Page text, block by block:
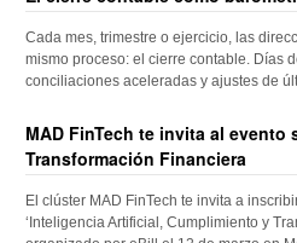
Cada mes, trimestre o ejercicio, las
mismo proceso: el cierre contable. Días
conciliaciones aceleradas y ajustes de
MAD FinTech te invita al evento
Transformación Financiera
El clúster MAD FinTech te invita a
‘Inteligencia Artificial, Cumplimiento y